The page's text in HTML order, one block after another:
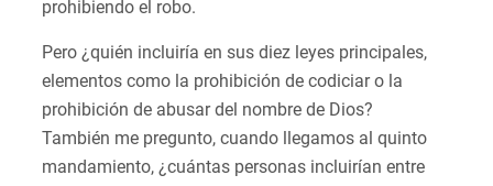
prohibiendo el robo.
Pero ¿quién incluiría en sus diez leyes principales,
elementos como la prohibición de codiciar o la
prohibición de abusar del nombre de Dios?
También me pregunto, cuando llegamos al quinto
mandamiento, ¿cuántas personas incluirían entre